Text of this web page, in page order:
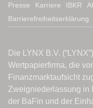
Presse
Karriere IBKR
Barrierefreiheitserklärung